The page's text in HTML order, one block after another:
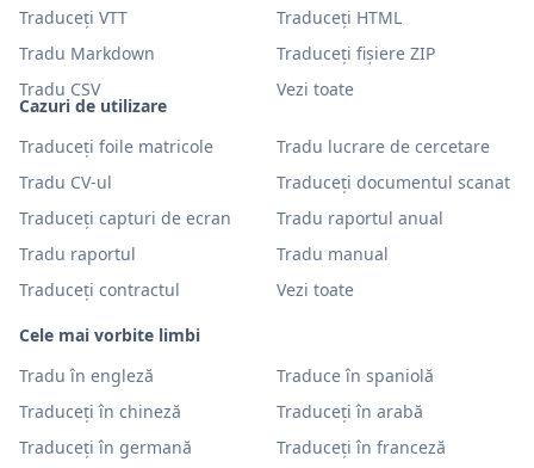
Cazuri de utilizare
Traduceți foile matricole
Tradu lucrare de cercetare
Tradu CV-ul
Traduceți documentul scanat
Traduceți capturi de ecran
Tradu raportul anual
Tradu raportul
Tradu manual
Traduceți contractul
Vezi toate
Cele mai vorbite limbi
Tradu în engleză
Traduce în spaniolă
Traduceți în chineză
Traduceți în arabă
Traduceți în germană
Traduceți în franceză
Traduceți VTT
Traduceți HTML
Tradu Markdown
Traduceți fișiere ZIP
Tradu CSV
Vezi toate